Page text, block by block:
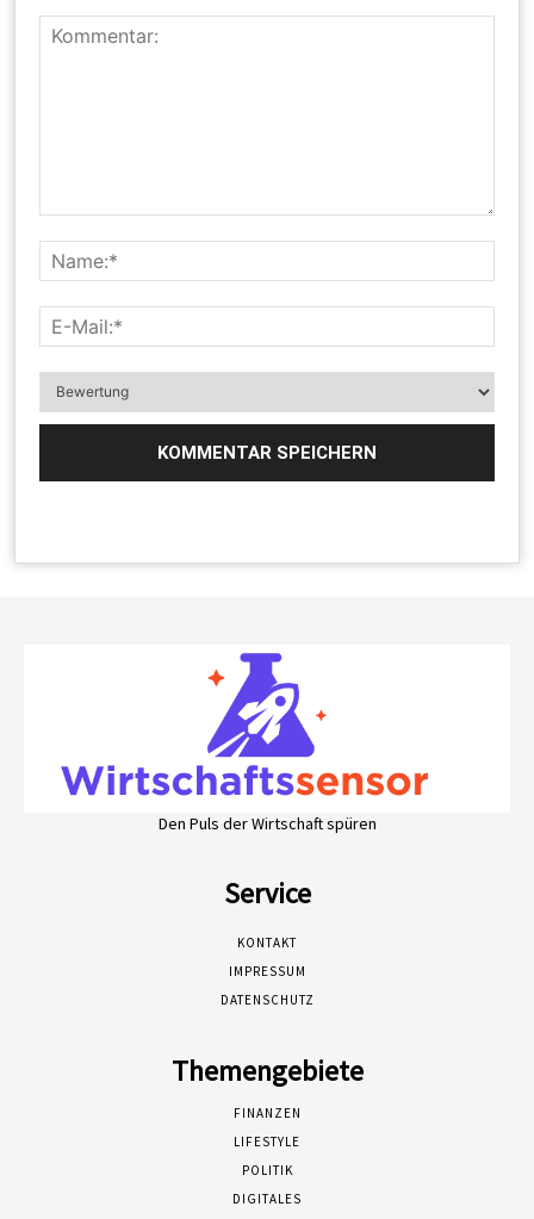
Den Puls der Wirtschaft spüren
Service
KONTAKT
IMPRESSUM
DATENSCHUTZ
Themengebiete
FINANZEN
LIFESTYLE
POLITIK
DIGITALES